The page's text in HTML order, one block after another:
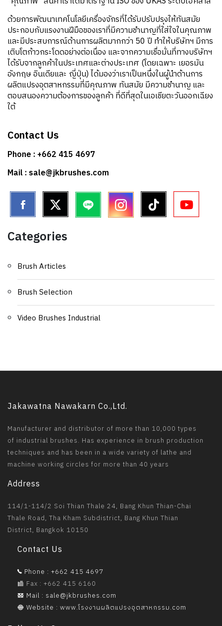
Categories
Brush Articles
Brush Selection
Video Brushes Industrial
ด้วยการพัฒนาเทคโนโลยีเครื่องจักรที่ได้รับปรับปรุงให้ทันสมัย
ประกอบกับแรงงานฝีมือของเราที่มีความชำนาญที่ใส่ใจในคุณภาพ
และมีประสบการณ์ด้านการผลิตมากกว่า 50 ปี ทำให้บริษัทฯ มีการ
เติบโตก้าวกระโดดอย่างต่อเนื่อง และจากความเชื่อมั่นที่ทางบริษัทฯ
ได้รับจากลูกค้าในประเทศและต่างประเทศ (โดยเฉพาะ เยอรมัน
อังกฤษ อินเดียและ ญี่ปุ่น) ได้มองว่าเราเป็นหนึ่งในผู้นำด้านการ
ผลิตแปรงอุตสาหกรรมที่มีคุณภาพ ทันสมัย มีความชำนาญ และ
ตอบสนองความต้องการของลูกค้า ที่ดีที่สุดในเอเชียตะวันออกเฉียง
ใต้
Contact Us
Phone : +662 415 4697
Mail : sale@jkbrushes.com
Jakawatna Nawakarn Co.,Ltd.
Manufacturer and distributor of more than 10,000 types
of industrial brushes. Has experience in brush production
techniques and has been in a wide variety of lathe and
machine working circles for more than 40 years
Address
114/1-114/2 Soi Thian Thale 24, Bang Khun Thian-Chai
Thale Road, Tha Kham Subdistrict, Bang Khun Thian
District, Bangkok 10150
Contact Us
Phone : +662 415 4697
Fax : +662 415 6160
Mail : sale@jkbrushes.com
Website : www.โรงงานผลิตแปรงอุตสาหกรรม.com